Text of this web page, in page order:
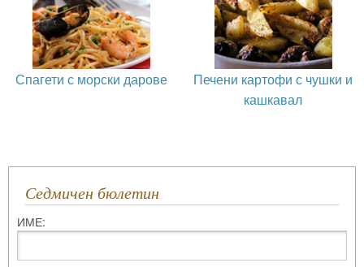
Спагети с морски дарове
Печени картофи с чушки и
кашкавал
Седмичен бюлетин
ИМЕ: